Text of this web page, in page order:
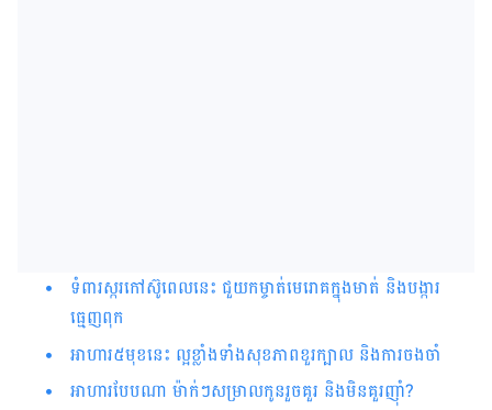
ទំពារស្ករកៅស៊ូពេលនេះ ជួយកម្ចាត់មេរោគក្នុងមាត់ និងបង្ការ
ធ្មេញពុក
អាហារ៥មុខ​នេះ ល្អ​ខ្លាំង​ទាំង​សុខភាព​ខួរ​ក្បាល និង​ការ​ចងចាំ
អាហារបែបណា ម៉ាក់ៗសម្រាលកូនរួចគួរ និងមិនគួរញ៉ាំ?